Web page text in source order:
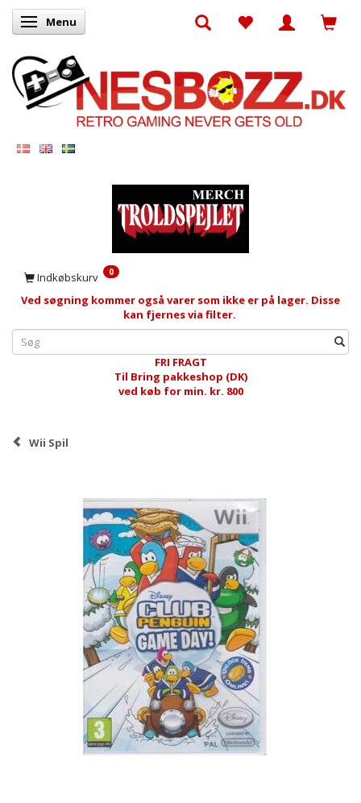
Skifte navigation
Menu
Indkøbskurv 0
Ved søgning kommer også varer som ikke er på lager. Disse
kan fjernes via filter.
FRI FRAGT
Til Bring pakkeshop (DK)
ved køb for min. kr. 800
Wii Spil